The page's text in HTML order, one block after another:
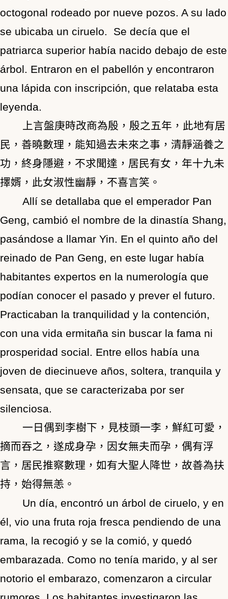
octogonal rodeado por nueve pozos. A su lado
se ubicaba un ciruelo. Se decía que el
patriarca superior había nacido debajo de este
árbol. Entraron en el pabellón y encontraron
una lápida con inscripción, que relataba esta
leyenda.
上言盤庚時改商為殷，殷之五年，此地有居
民，善曉數理，能知過去未來之事，清靜涵養之
功，終身隱避，不求聞達，居民有女，年十九未
擇婿，此女淑性幽靜，不喜言笑。
Allí se detallaba que el emperador Pan
Geng, cambió el nombre de la dinastía Shang,
pasándose a llamar Yin. En el quinto año del
reinado de Pan Geng, en este lugar había
habitantes expertos en la numerología que
podían conocer el pasado y prever el futuro.
Practicaban la tranquilidad y la contención,
con una vida ermitaña sin buscar la fama ni
prosperidad social. Entre ellos había una
joven de diecinueve años, soltera, tranquila y
sensata, que se caracterizaba por ser
silenciosa.
一日偶到李樹下，見枝頭一李，鮮紅可愛，
摘而吞之，遂成身孕，因女無夫而孕，偶有浮
言，居民推察數理，如有大聖人降世，故善為扶
持，始得無恙。
Un día, encontró un árbol de ciruelo, y en
él, vio una fruta roja fresca pendiendo de una
rama, la recogió y se la comió, y quedó
embarazada. Como no tenía marido, y al ser
notorio el embarazo, comenzaron a circular